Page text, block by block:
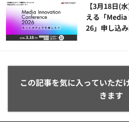
【3月18日(
える「
26」申し込み
この記事を気に入っていただ
きます